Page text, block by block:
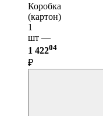
Коробка
(картон)
1
шт —
1 42204
₽